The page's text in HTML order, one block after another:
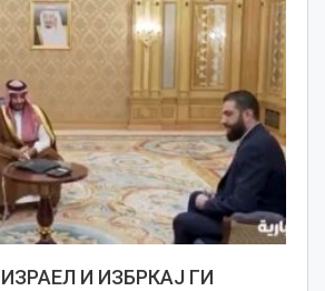
И ИЗБРКАЈ ГИ